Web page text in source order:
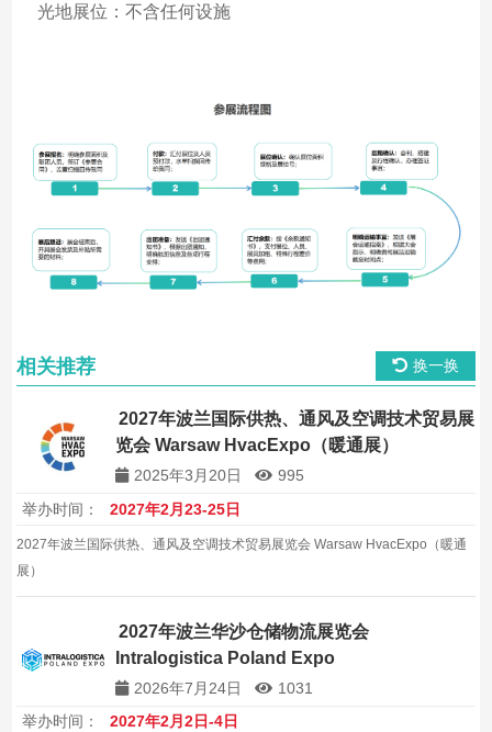
光地展位：不含任何设施
相关推荐 换一换
2027年波兰国际供热、通风及空调技术贸易展
览会 Warsaw HvacExpo（暖通展）
2025年3月20日
995
举办时间：
2027年2月23-25日
2027年波兰国际供热、通风及空调技术贸易展览会 Warsaw HvacExpo（暖通
展）
2027年波兰华沙仓储物流展览会
Intralogistica Poland Expo
2026年7月24日
1031
举办时间：
2027年2月2日-4日